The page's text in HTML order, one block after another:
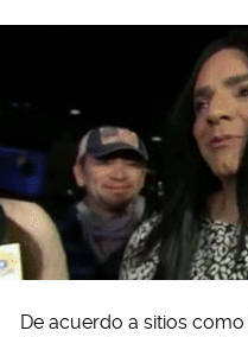
De acuerdo a sitios como